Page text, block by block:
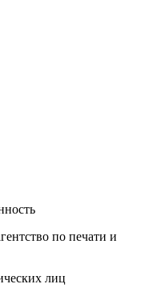
по печати и
лиц